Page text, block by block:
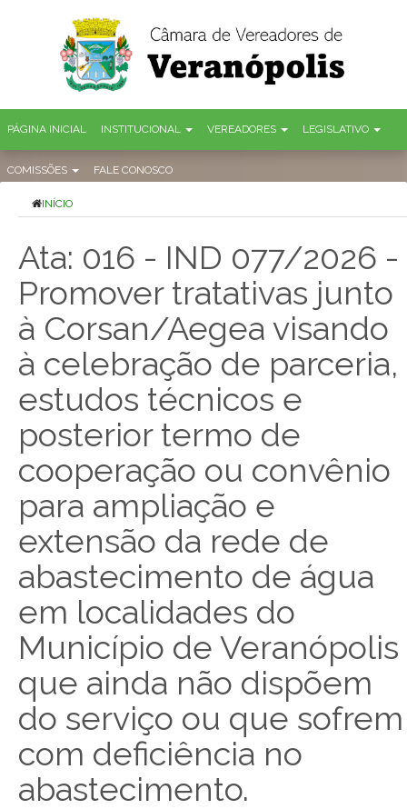
PÁGINA INICIAL INSTITUCIONAL VEREADORES LEGISLATIVO
COMISSÕES FALE CONOSCO
INÍCIO
Ata: 016 - IND 077/2026 -
Promover tratativas junto
à Corsan/Aegea visando
à celebração de parceria,
estudos técnicos e
posterior termo de
cooperação ou convênio
para ampliação e
extensão da rede de
abastecimento de água
em localidades do
Município de Veranópolis
que ainda não dispõem
do serviço ou que sofrem
com deficiência no
abastecimento.